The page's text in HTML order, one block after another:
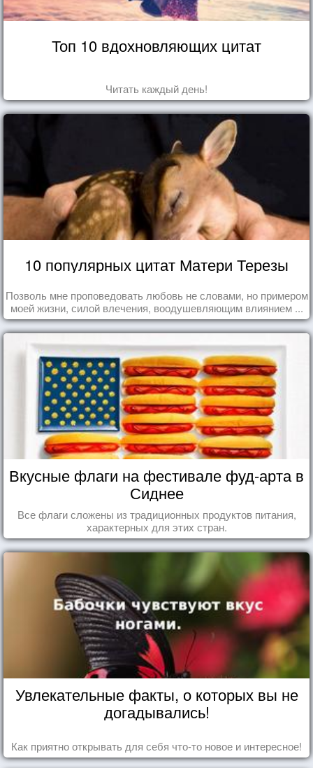
Топ 10 вдохновляющих цитат
Читать каждый день!
10 популярных цитат Матери Терезы
Позволь мне проповедовать любовь не словами, но примером
моей жизни, силой влечения, воодушевляющим влиянием ...
Вкусные флаги на фестивале фуд-арта в
Сиднее
Все флаги сложены из традиционных продуктов питания,
характерных для этих стран.
Увлекательные факты, о которых вы не
догадывались!
Как приятно открывать для себя что-то новое и интересное!